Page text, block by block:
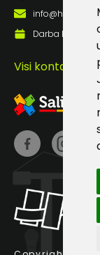
info@hards.lv
Darba laiks:
Visi kontakti